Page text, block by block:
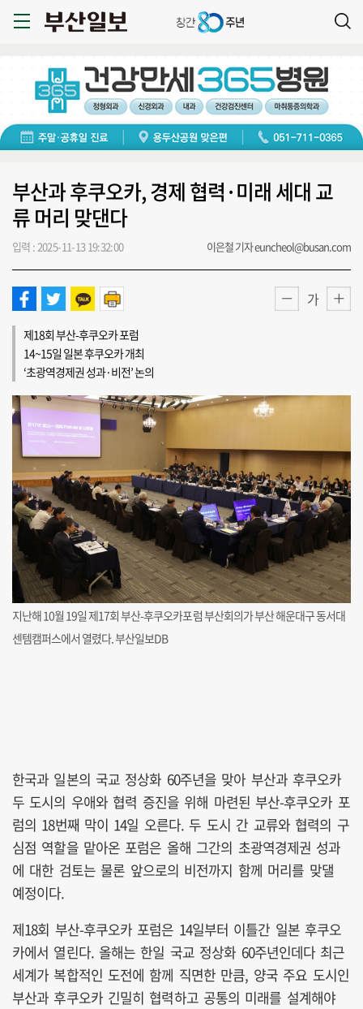
부산과 후쿠오카, 경제 협력·미래 세대 교
류 머리 맞댄다
입력 : 2025-11-13 19:32:00 이은철 기자 euncheol@busan.com
가
제18회 부산-후쿠오카 포럼
14~15일 일본 후쿠오카 개최
‘초광역경제권 성과·비전’ 논의
지난해 10월 19일 제17회 부산-후쿠오카포럼 부산회의가 부산 해운대구 동서대
센템캠퍼스에서 열렸다. 부산일보DB
한국과 일본의 국교 정상화 60주년을 맞아 부산과 후쿠오카
두 도시의 우애와 협력 증진을 위해 마련된 부산-후쿠오카 포
럼의 18번째 막이 14일 오른다. 두 도시 간 교류와 협력의 구
심점 역할을 맡아온 포럼은 올해 그간의 초광역경제권 성과
에 대한 검토는 물론 앞으로의 비전까지 함께 머리를 맞댈
예정이다.
제18회 부산-후쿠오카 포럼은 14일부터 이틀간 일본 후쿠오
카에서 열린다. 올해는 한일 국교 정상화 60주년인데다 최근
세계가 복합적인 도전에 함께 직면한 만큼, 양국 주요 도시인
부산과 후쿠오카 긴밀히 협력하고 공통의 미래를 설계해야